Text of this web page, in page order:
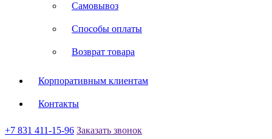
Самовывоз
Способы оплаты
Возврат товара
Корпоративным клиентам
Контакты
+7 831 411-15-96 Заказать звонок